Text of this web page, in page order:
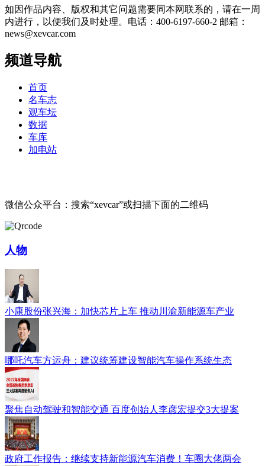
如因作品内容、版权和其它问题需要同本网联系的，请在一周
内进行，以便我们及时处理。电话：400-6197-660-2 邮箱：
news@xevcar.com
频道导航
首页
名车志
观车坛
数据
车库
加电站
微信公众平台：搜索“xevcar”或扫描下面的二维码
人物
小康股份张兴海：加快芯片上车 推动川渝新能源车产业
哪吒汽车方运舟：建议统筹建设智能汽车操作系统生态
聚焦自动驾驶和智能交通 百度创始人李彦宏提交3大提案
政府工作报告：继续支持新能源汽车消费！车圈大佬两会